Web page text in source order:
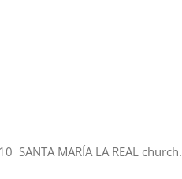
MARÍA LA REAL church.